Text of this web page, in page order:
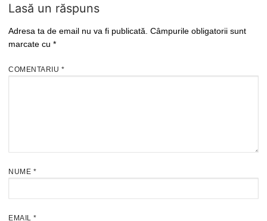
Lasă un răspuns
Adresa ta de email nu va fi publicată. Câmpurile obligatorii sunt
marcate cu *
COMENTARIU *
NUME *
EMAIL *